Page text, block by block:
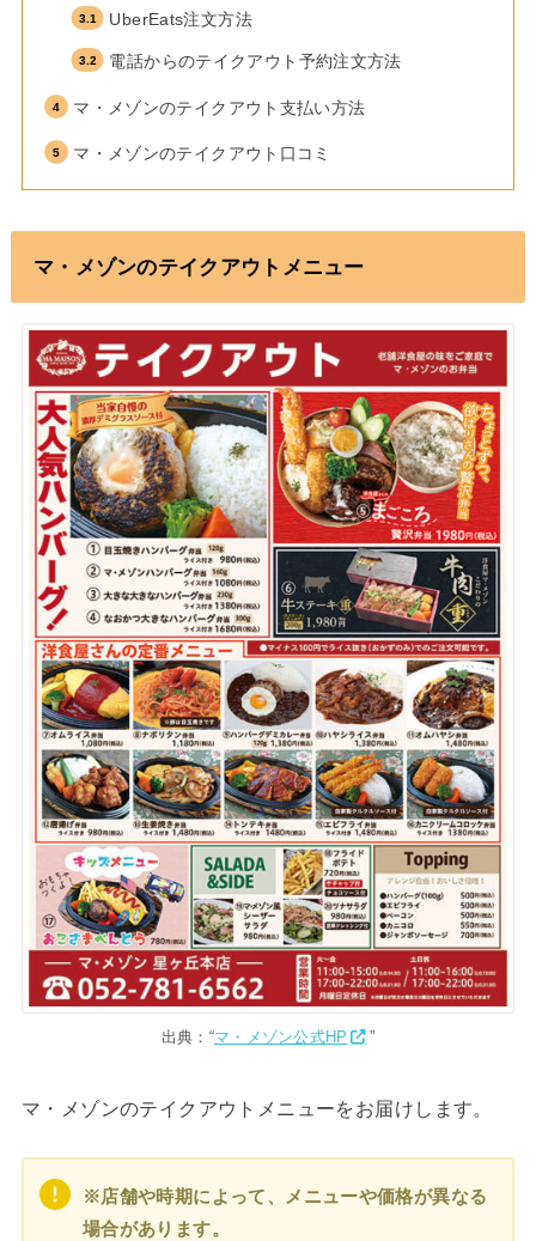
UberEats注文方法
電話からのテイクアウト予約注文方法
マ・メゾンのテイクアウト支払い方法
マ・メゾンのテイクアウト口コミ
マ・メゾンのテイクアウトメニュー
出典：“マ・メゾン公式HP ”
マ・メゾンのテイクアウトメニューをお届けします。
※店舗や時期によって、メニューや価格が異なる
場合があります。